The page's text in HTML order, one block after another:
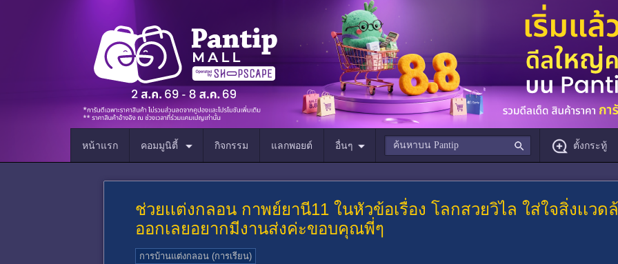
หน้าแรก คอมมูนิตี้ กิจกรรม แลกพอยต์ อื่นๆ ตั้งกระทู้
ช่วยเเต่งกลอน กาพย์ยานี11 ในหัวข้อเรื่อง โลกสวยวิไล ใส่ใจสิ่งเเว
ออกเลยอยากมีงานส่งค่ะขอบคุณพี่ๆ
การบ้านแต่งกลอน (การเรียน)